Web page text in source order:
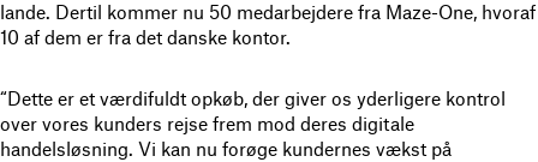
lande. Dertil kommer nu 50 medarbejdere fra Maze-One, hvoraf
10 af dem er fra det danske kontor.
“Dette er et værdifuldt opkøb, der giver os yderligere kontrol
over vores kunders rejse frem mod deres digitale
handelsløsning. Vi kan nu forøge kundernes vækst på